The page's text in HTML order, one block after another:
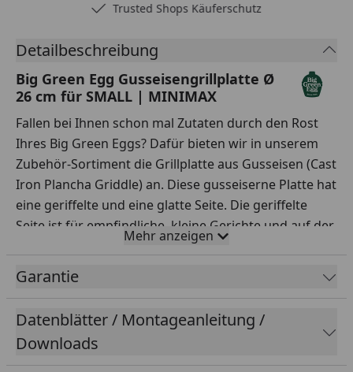
Trusted Shops Käuferschutz
Detailbeschreibung
Big Green Egg Gusseisengrillplatte Ø
26 cm für SMALL | MINIMAX
Fallen bei Ihnen schon mal Zutaten durch den Rost
Ihres Big Green Eggs? Dafür bieten wir in unserem
Zubehör-Sortiment die Grillplatte aus Gusseisen (Cast
Iron Plancha Griddle) an. Diese gusseiserne Platte hat
eine geriffelte und eine glatte Seite. Die geriffelte
Seite ist für empfindliche, kleine Gerichte und auf der
glatten Seite können Sie Pfannkuchen oder Eier
aromatischen Fleischsäfte erhalten bleiben? Dann ist
die Grillplatte aus Gusseisen Ihre perfekte Hilfe für
die Außenküche. Sie ist übrigens auch ideal für auf
Mehr anzeigen
Garantie
Datenblätter / Montageanleitung /
Downloads